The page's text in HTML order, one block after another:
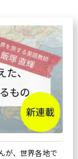
が、世界各地で